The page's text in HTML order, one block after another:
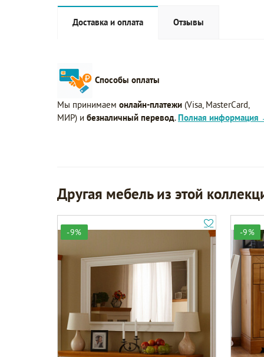
Доставка и оплата Отзывы
Способы оплаты
Мы принимаем онлайн-платежи (Visa, MasterCard,
МИР) и безналичный перевод. Полная
Другая мебель из этой
-9% -9%